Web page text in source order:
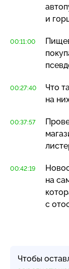
и
00:11:00
00:27:40
Что
на
00:37:57
00:42:19
на
с
Чтобы